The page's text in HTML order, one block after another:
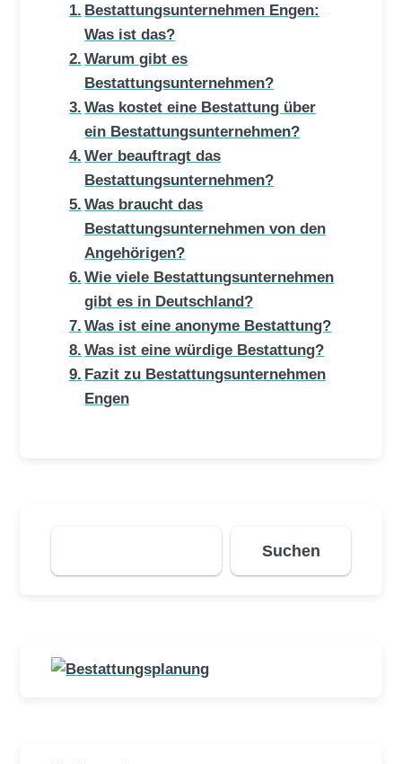
Bestattungsunternehmen Engen:
Was ist das?
Warum gibt es
Bestattungsunternehmen?
Was kostet eine Bestattung über
ein Bestattungsunternehmen?
Wer beauftragt das
Bestattungsunternehmen?
Was braucht das
Bestattungsunternehmen von den
Angehörigen?
Wie viele Bestattungsunternehmen
gibt es in Deutschland?
Was ist eine anonyme Bestattung?
Was ist eine würdige Bestattung?
Fazit zu Bestattungsunternehmen
Engen
Suchen
Suchen